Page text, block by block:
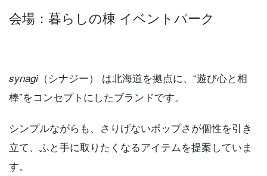
会場：暮らしの棟 イベントパーク
synagi（シナジー） は北海道を拠点に、“遊び心と相
棒”をコンセプトにしたブランドです。
シンプルながらも、さりげないポップさが個性を引き
立て、ふと手に取りたくなるアイテムを提案していま
す。